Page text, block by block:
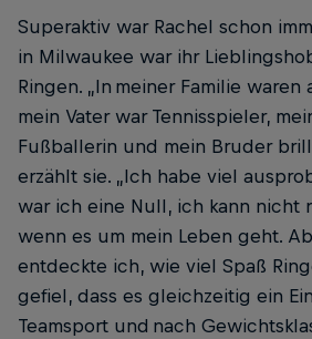
Superaktiv war Rachel schon
in Milwaukee war ihr
Ringen. „In meiner Familie
mein Vater war Tennisspieler,
Fußballerin und mein Bruder
erzählt sie. „Ich habe viel
war ich eine Null, ich kann nicht
wenn es um mein Leben geht.
entdeckte ich, wie viel Spaß
gefiel, dass es gleichzeitig ein
Teamsport und nach